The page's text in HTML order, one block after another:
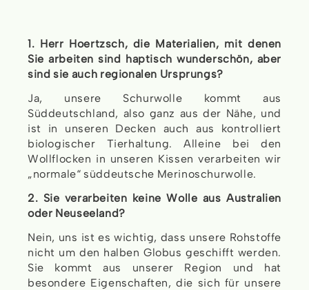
1. Herr Hoertzsch, die Materialien, mit denen
Sie arbeiten sind haptisch wunderschön, aber
sind sie auch regionalen Ursprungs?
Ja, unsere Schurwolle kommt aus
Süddeutschland, also ganz aus der Nähe, und
ist in unseren Decken auch aus kontrolliert
biologischer Tierhaltung. Alleine bei den
Wollflocken in unseren Kissen verarbeiten wir
„normale“ süddeutsche Merinoschurwolle.
2. Sie verarbeiten keine Wolle aus Australien
oder Neuseeland?
Nein, uns ist es wichtig, dass unsere Rohstoffe
nicht um den halben Globus geschifft werden.
Sie kommt aus unserer Region und hat
besondere Eigenschaften, die sich für unsere